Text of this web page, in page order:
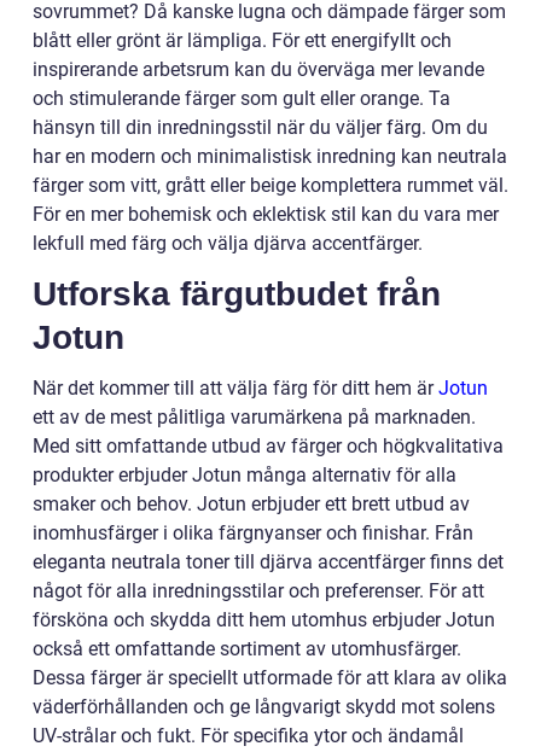
sovrummet? Då kanske lugna och dämpade färger som
blått eller grönt är lämpliga. För ett energifyllt och
inspirerande arbetsrum kan du överväga mer levande
och stimulerande färger som gult eller orange. Ta
hänsyn till din inredningsstil när du väljer färg. Om du
har en modern och minimalistisk inredning kan neutrala
färger som vitt, grått eller beige komplettera rummet väl.
För en mer bohemisk och eklektisk stil kan du vara mer
lekfull med färg och välja djärva accentfärger.
Utforska färgutbudet från
Jotun
När det kommer till att välja färg för ditt hem ärJotun
ett av de mest pålitliga varumärkena på marknaden.
Med sitt omfattande utbud av färger och högkvalitativa
produkter erbjuder Jotun många alternativ för alla
smaker och behov. Jotun erbjuder ett brett utbud av
inomhusfärger i olika färgnyanser och finishar. Från
eleganta neutrala toner till djärva accentfärger finns det
något för alla inredningsstilar och preferenser. För att
försköna och skydda ditt hem utomhus erbjuder Jotun
också ett omfattande sortiment av utomhusfärger.
Dessa färger är speciellt utformade för att klara av olika
väderförhållanden och ge långvarigt skydd mot solens
UV-strålar och fukt. För specifika ytor och ändamål